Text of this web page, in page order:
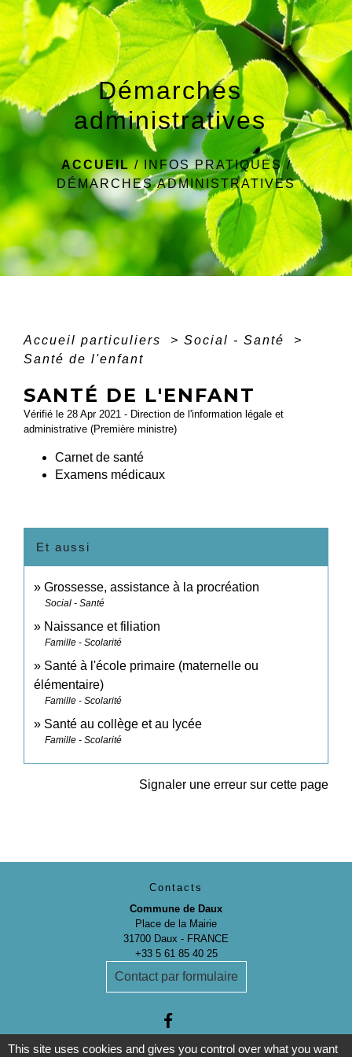
menu
Démarches
administratives
ACCUEIL/INFOS PRATIQUES/
DÉMARCHES ADMINISTRATIVES
Accueil particuliers > Social - Santé
>
Santé de l'enfant
SANTÉ DE L'ENFANT
Vérifié le 28 Apr 2021 - Direction de l'information légale et
administrative (Première ministre)
Carnet de santé
Examens médicaux
Et aussi
Grossesse, assistance à la procréation
Social - Santé
Naissance et filiation
Famille - Scolarité
Santé à l'école primaire (maternelle ou
élémentaire)
Famille - Scolarité
Santé au collège et au lycée
Famille - Scolarité
Signaler une erreur sur cette page
Contacts
Commune de Daux
Place de la Mairie
31700 Daux - FRANCE
+33 5 61 85 40 25
Contact par formulaire
This site uses cookies and gives you control over what you want